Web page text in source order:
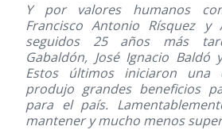
Y por valores humanos
Francisco Antonio Rísquez y
seguidos 25 años más
Gabaldón, José Ignacio Baldó
Estos últimos iniciaron una
produjo grandes beneficios
para el país.
mantener y mucho menos